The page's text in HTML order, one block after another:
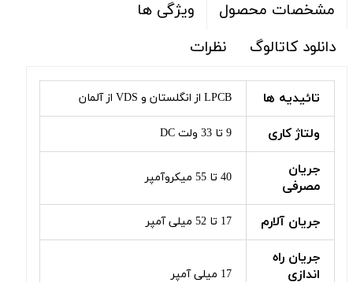
مشخصات محصول
ویژگی ها
دانلود کاتالوگ
نظرات
تائیدیه ها LPCB از انگلستان و VDS از آلمان
ولتاژ کاری 9 تا 33 ولت DC
جریان
مصرفی
40 تا 55 میکروآمپر
جریان آلارم 17 تا 52 میلی آمپر
جریان راه
اندازی
17 میلی آمپر